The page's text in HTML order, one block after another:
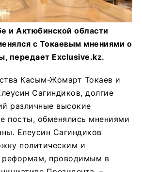
и Актюбинской области
с Токаевым мнениями о
передает Exclusive.kz.
Касым-Жомарт Токаев и
Сагиндиков, долгие
различные высокие
посты, обменялись мнениями
Елеусин Сагиндиков
политическим и
реформам, проводимым в